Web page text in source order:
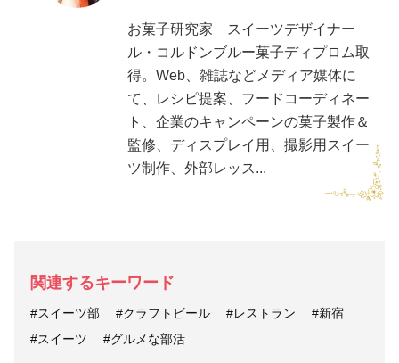
お菓子研究家 スイーツデザイナー
ル・コルドンブルー菓子ディプロム取
得。Web、雑誌などメディア媒体に
て、レシピ提案、フードコーディネー
ト、企業のキャンペーンの菓子製作＆
監修、ディスプレイ用、撮影用スイー
ツ制作、外部レッス...
関連するキーワード
#スイーツ部 #クラフトビール #レストラン
#新宿
#スイーツ
#グルメな部活